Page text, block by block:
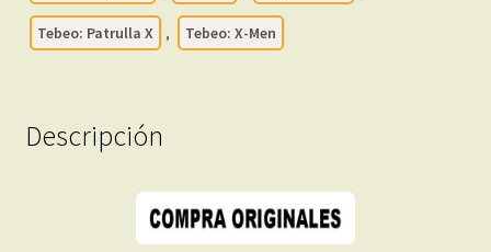
2000
-
–
45
Tebeo: Patrulla X , Tebeo: X-Men
Descripción